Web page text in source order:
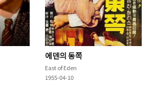
에덴의 동쪽
East of Eden
1955-04-10